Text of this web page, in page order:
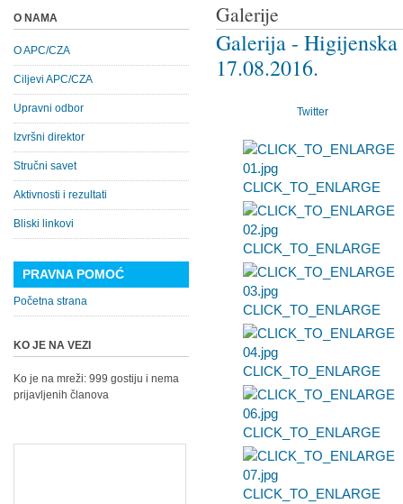
Galerije
Galerija -
17.08.2016.
Twitter
CLICK_TO_ENLARGE
CLICK_TO_ENLARGE
CLICK_TO_ENLARGE
CLICK_TO_ENLARGE
CLICK_TO_ENLARGE
CLICK_TO_ENLARGE
O NAMA
O APC/CZA
Ciljevi APC/CZA
Upravni odbor
Izvršni direktor
Stručni savet
Aktivnosti i rezultati
Bliski linkovi
PRAVNA POMOĆ
Početna strana
KO JE NA VEZI
Ko je na mreži: 999 gostiju i nema
prijavljenih članova